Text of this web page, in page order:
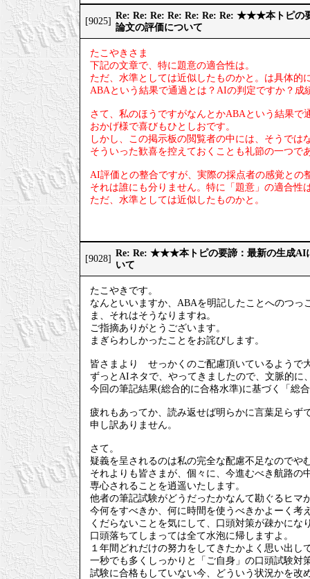
[9025]
Re: Re: Re: Re: Re: Re: Re: ★★★本トピの
論文の評価について
たこやきさま
下記の文章で、特に題意の適合性は。
ただ、水準としては近似したものかと。は具体的
ABAという結果で通過とは？AIの判定ですか？成
さて、私のほうですがなんとかABAという結果で
おかげ様で喜びもひとしおです。
しかし、この掲示板の閲覧者の中には、そうでは
そういった歓喜を控えておくことも礼節の一つで
AI評価との整合ですが、実際の採点者の感覚との
それは誰にも分りません。特に「題意」の適合性
ただ、水準としては近似したものかと。
[9028]
Re: Re: ★★★本トピの要諦：最新の生成AI
いて
たこやきです。
なんといいますか、ABAを明記したことへのつっ
ま、それはそうなりますね。
ご指摘ありがとうございます。
まぎらわしかったことをお詫びします。
皆さまより せっかくのご配慮頂いているよう
ずっとAIネタで、やってきましたので、文脈的に
今回の筆記結果(総合的に合格水準)に基づく「総
疲れもあってか、読み返せば明らかに言葉足らず
申し訳ありません。
さて。
疑義を呈されるのは私の完全な配慮不足なのでや
それよりも皆さまが、個々に、今進むべき航路の
専心されることを逍遥いたします。
他者の筆記試験がどうだったかなんて勘ぐるヒマ
今何をすべきか、何に時間を使うべきかよーく考
くだらないことを気にして、口頭対策が疎かにな
口頭落ちてしまっては全て水泡に帰しますよ。
１年間どれだけの努力をしてきたかよく思い出し
一秒でも多くしっかりと「ご自身」の口頭試験対
試験に合格もしていない今、どういう状況かを改